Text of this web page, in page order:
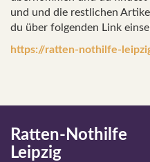
und und die restlichen
du über folgenden Link
https://ratten-nothilfe-
Ratten-Nothilfe
Leipzig